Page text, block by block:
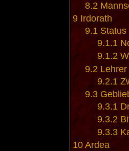
8.2
9 Irdorath
9.1 Status
9.1.1
9.1.2
9.2 Lehrer
9.2.1
9.3
9.3.1
9.3.2
9.3.3
10 Ardea